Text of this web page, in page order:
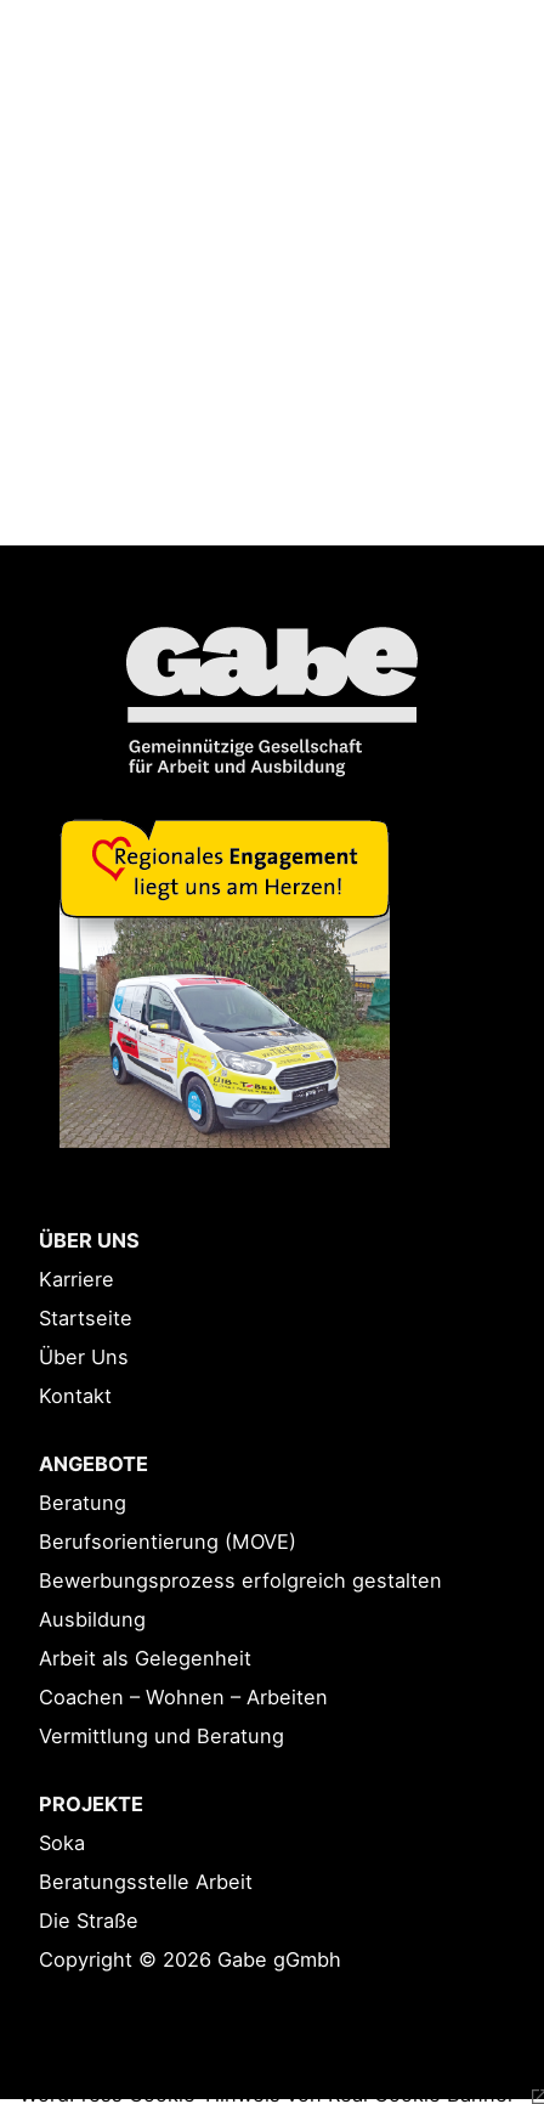
ÜBER UNS
Karriere
Startseite
Über Uns
Kontakt
ANGEBOTE
Beratung
Berufsorientierung (MOVE)
Bewerbungsprozess erfolgreich gestalten
Ausbildung
Arbeit als Gelegenheit
Coachen – Wohnen – Arbeiten
Vermittlung und Beratung
PROJEKTE
Soka
Beratungsstelle Arbeit
Die Straße
Copyright © 2026 Gabe gGmbh
WordPress Cookie-Hinweis von Real Cookie Banner